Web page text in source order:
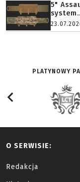
5"
PLATYNOWY
O SERWISIE:
Redakcja